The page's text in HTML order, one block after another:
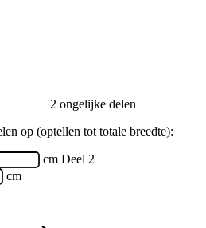
2 ongelijke delen
op (optellen tot totale breedte):
cm Deel 2
cm